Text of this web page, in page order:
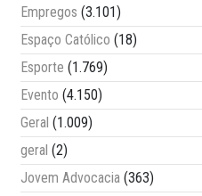
Empregos (3.101)
Espaço Católico (18)
Esporte (1.769)
Evento (4.150)
Geral (1.009)
geral (2)
Jovem Advocacia (363)